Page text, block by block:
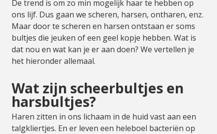
De trend is om zo min mogelijk haar te hebben op
ons lijf. Dus gaan we scheren, harsen, ontharen, enz.
Maar door te scheren en harsen ontstaan er soms
bultjes die jeuken of een geel kopje hebben. Wat is
dat nou en wat kan je er aan doen? We vertellen je
het hieronder allemaal.
Wat zijn scheerbultjes en
harsbultjes?
Haren zitten in ons lichaam in de huid vast aan een
talgkliertjes. En er leven een heleboel bacteriën op